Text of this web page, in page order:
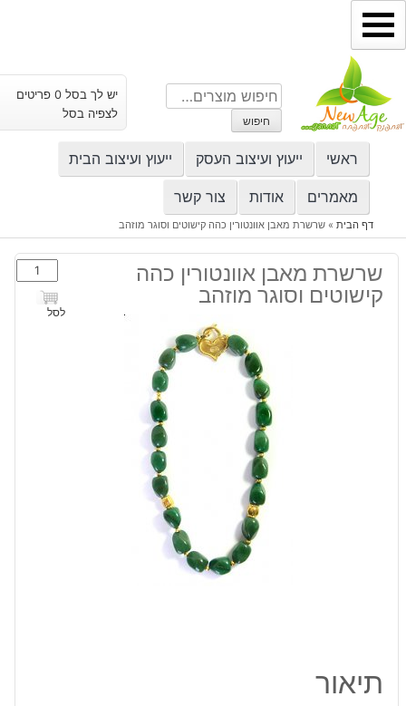
דילוג
לתוכן
חיפוש
עבור:
חיפוש
יש לך בסל 0 פריטים
לצפיה בסל
ראשי ייעוץ ועיצוב העסק ייעוץ ועיצוב הבית
מאמרים אודות צור קשר
דף הבית» שרשרת מאבן אוונטורין כהה קישוטים וסוגר מוזהב
שרשרת מאבן אוונטורין כהה
קישוטים וסוגר מוזהב
כמות
של
שרשרת
לסל
תיאור